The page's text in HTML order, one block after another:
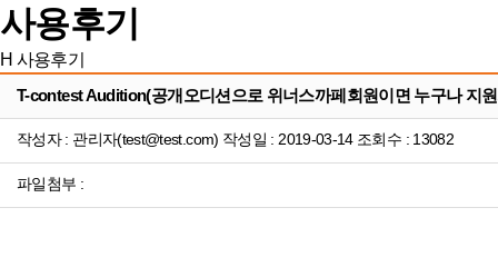
사용후기
H 사용후기
T-contest Audition(공개오디션으로 위너스까페회원이면 누구나 지
작성자 : 관리자(test@test.com) 작성일 : 2019-03-14 조회수 : 13082
파일첨부 :